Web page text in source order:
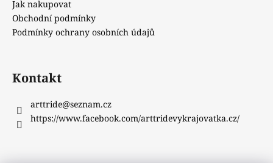
Jak nakupovat
Obchodní podmínky
Podmínky ochrany osobních údajů
Kontakt
arttride@seznam.cz
https://www.facebook.com/arttridevykrajovatka.cz/